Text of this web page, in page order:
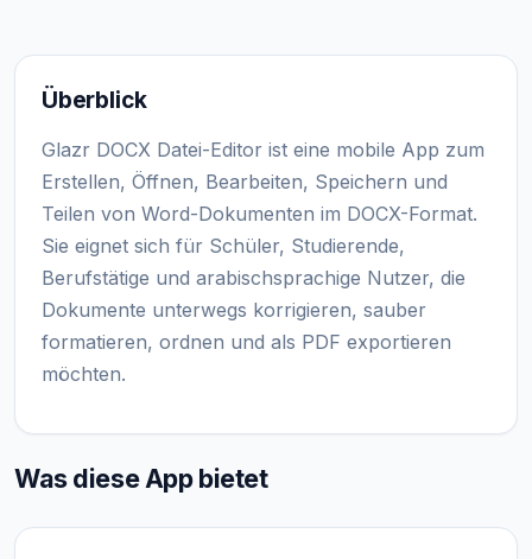
Überblick
Glazr DOCX Datei-Editor ist eine mobile App zum
Erstellen, Öffnen, Bearbeiten, Speichern und
Teilen von Word-Dokumenten im DOCX-Format.
Sie eignet sich für Schüler, Studierende,
Berufstätige und arabischsprachige Nutzer, die
Dokumente unterwegs korrigieren, sauber
formatieren, ordnen und als PDF exportieren
möchten.
Was diese App bietet